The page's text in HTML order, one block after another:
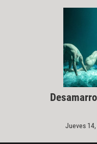
Jueves